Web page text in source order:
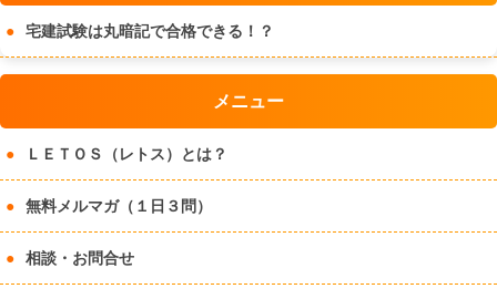
宅建試験は丸暗記で合格できる！？
メニュー
ＬＥＴＯＳ（レトス）とは？
無料メルマガ（１日３問）
相談・お問合せ